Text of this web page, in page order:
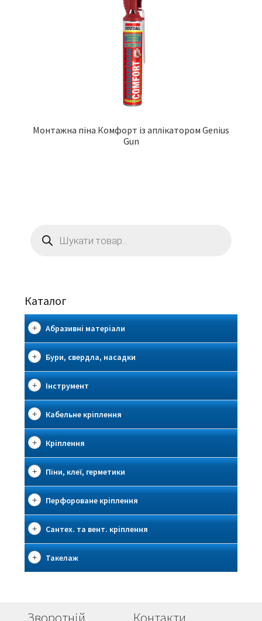
Монтажна піна Комфорт із аплікатором Genius
Gun
товарів
Каталог
Абразивні матеріали
Бури, свердла, насадки
Інструмент
Кабельне кріплення
Кріплення
Піни, клеї, герметики
Перфороване кріплення
Сантех. та вент. кріплення
Такелаж
Зворотній
Контакти